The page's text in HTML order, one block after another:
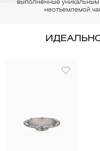
выполненные
неотъемлемой